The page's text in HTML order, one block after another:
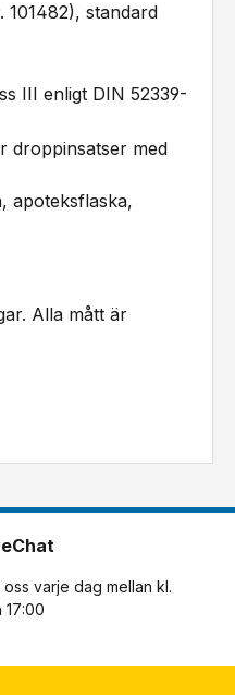
101482), standard
III enligt DIN 52339-
droppinsatser med
apoteksflaska,
Alla mått är
oss varje dag mellan kl.